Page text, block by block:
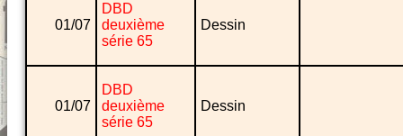
01/07
DBD
deuxième
série 65
Dessin
01/07
DBD
deuxième
série 65
Dessin